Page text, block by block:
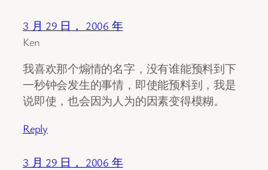
3 月 29 日， 2006 年
Ken
我喜欢那个煽情的名字，没有谁能预料到下
一秒钟会发生的事情，即使能预料到，我是
说即使，也会因为人为的因素变得模糊。
Reply
3 月 29 日， 2006 年